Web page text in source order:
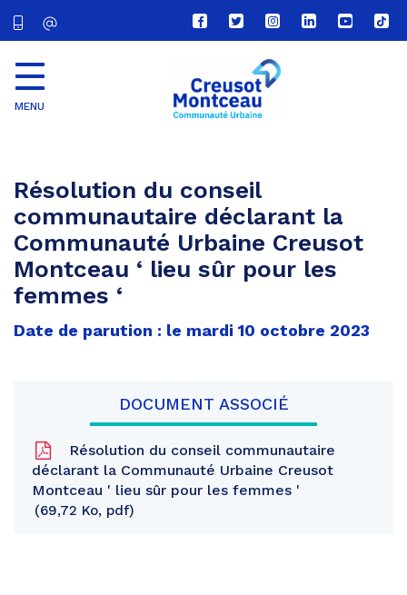
Lien
vers
compte
Facebook
Lien
vers
compte
Twitter
Lien
vers
le
compte
Lien
vers
Lien
vers
Lien
vers
MENU
Résolution du conseil
communautaire déclarant la
Communauté Urbaine Creusot
Montceau ‘ lieu sûr pour les
femmes ‘
Date de parution : le mardi 10 octobre 2023
DOCUMENT ASSOCIÉ
Résolution du conseil communautaire
déclarant la Communauté Urbaine Creusot
Montceau ' lieu sûr pour les femmes '
69,72 Ko, pdf